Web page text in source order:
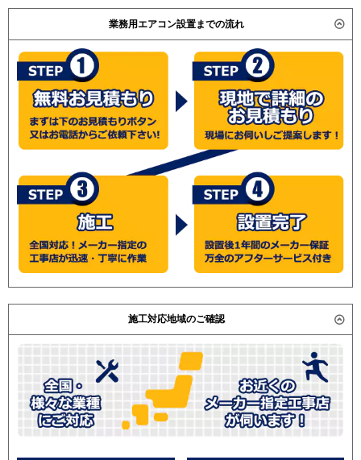
SSRH160C
SSRH160BJN
SSRH160BJ
SSRH160BFN
SSRH160BF
SSRH160BYN
SSRH160BY
SSRJH160BF
SSRJH160BJ
東芝
RCXA16033M
RCXA16033X
RCXA16012M
RCXA16012X
RCXA16043MU
RCXA16043XU
RCXA16043MUB
PCZ-ZRMP160KLV
PCZ-ZRMP160KV
PCZ-ZRMP160KLR
PCZ-ZRMP160KL2
PCZ-ZRMP160KR
三菱重工 FDEZ1605H4B / ダイキン SSRH160BA /
SSRH160B / SZZH160CB / SZZH160CBN / SSRH160A /
SSRH160AN / 日立 RPC-AP160GH5 / RPC-AP160GH4
/RPC-AP160GH2 / 三菱電機 PCZ-ZRP160KE / PCZ-
ZRP160KLE / 三菱電機 PCZ-ZRMP160KK / PCZ-
ZRMP160KH / PCZ-ZRP160KD / PCZ-ZRP160KLD /
(こちらの型番は参考です。メーカーや仕様によって価格
は異なります。旧型番は在庫切れの可能性がございま
業務用エアコン設置までの流れ
施工対応地域のご確認